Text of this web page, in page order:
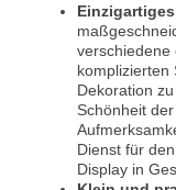
verschiedene
komplizierten
Dekoration
Schönheit
Dienst für
Display in